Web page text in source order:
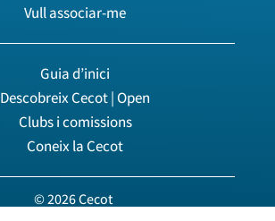
Vull associar-me
Guia d’inici
Descobreix Cecot | Open
Clubs i comissions
Coneix la Cecot
© 2026 Cecot